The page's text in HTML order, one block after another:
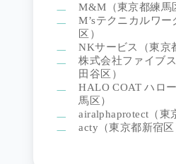
M&M（東京都練馬
M’sテクニカルワ
区）
NKサービス（東京
株式会社ファイブ
田谷区）
HALO COAT ハロ
馬区）
airalphaprotect（東
acty（東京都新宿区